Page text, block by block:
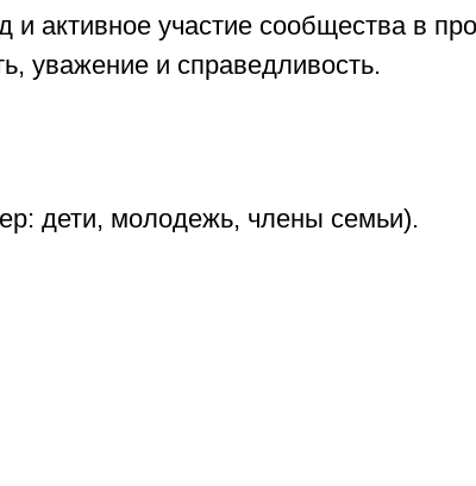
активное участие сообщества в
уважение и справедливость.
дети, молодежь, члены семьи).